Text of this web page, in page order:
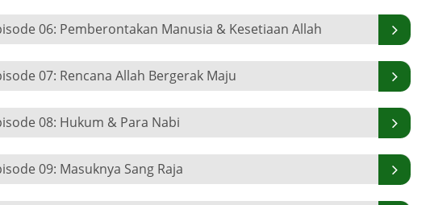
06: Pemberontakan Manusia & Kesetiaan Allah
07: Rencana Allah Bergerak Maju
08: Hukum & Para Nabi
09: Masuknya Sang Raja